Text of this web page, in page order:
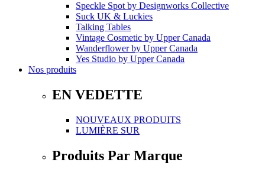
Speckle Spotby Designworks Collective
Suck UK & Luckies
Talking Tables
Vintage Cosmetic by Upper Canada
Wanderflowerby Upper Canada
Yes Studio by Upper Canada
Nos produits
EN VEDETTE
NOUVEAUX PRODUITS
LUMIÈRE SUR
Produits Par Marque